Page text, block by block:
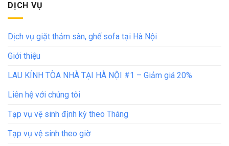
DỊCH VỤ
Dịch vụ giặt thảm sàn, ghế sofa tại Hà Nội
Giới thiệu
LAU KÍNH TÒA NHÀ TẠI HÀ NỘI #1 – Giảm giá 20%
Liên hệ với chúng tôi
Tạp vụ vệ sinh định kỳ theo Tháng
Tạp vụ vệ sinh theo giờ